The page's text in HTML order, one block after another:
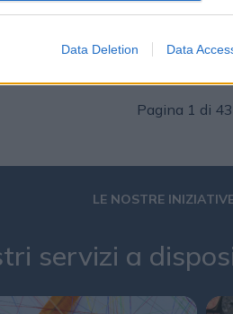
Data Deletion Data
Pagina 1 di
LE NOSTRE
servizi a